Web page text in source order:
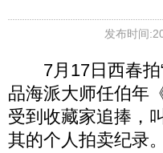
发布时间
7月17日西春拍“
品海派大师任伯年
受到收藏家追捧，
其的个人拍卖纪录。